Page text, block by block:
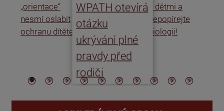
„orientace“
nesmí oslabit
ochranu dítěte
WPATH otevírá
otázku
ukrývání plné
pravdy před
rodiči
s dětmi a
nepopírejte
biologii!